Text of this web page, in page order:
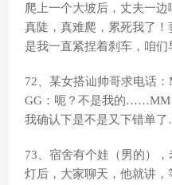
爬上一个大坡后，丈夫一
真陡，真难爬，累死我了
是我一直紧捏着刹车，咱们
72、某女搭讪帅哥求电话
GG：呃？不是我的……MM
我确认下是不是又下错单
73、宿舍有个娃（男的）
灯后，大家聊天，他就讲，